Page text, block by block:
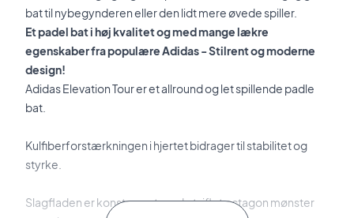
bat til nybegynderen eller den lidt mere øvede spiller.
Et padel bat i høj kvalitet og med mange lækre
egenskaber fra populære Adidas - Stilrent og moderne
design!
Adidas Elevation Tour er et allround og let spillende padle
bat.
Kulfiberforstærkningen i hjertet bidrager til stabilitet og
styrke.
Slagfladen er konstrueret med et riflet octagon mønster